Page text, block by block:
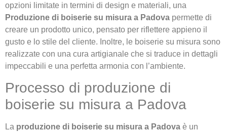
opzioni limitate in termini di design e materiali, una
Produzione di boiserie su misura a Padova permette di
creare un prodotto unico, pensato per riflettere appieno il
gusto e lo stile del cliente. Inoltre, le boiserie su misura sono
realizzate con una cura artigianale che si traduce in dettagli
impeccabili e una perfetta armonia con l’ambiente.
Processo di produzione di
boiserie su misura a Padova
La produzione di boiserie su misura a Padova è un